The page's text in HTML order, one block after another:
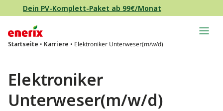
Direkt zum Inhalt wechseln
Dein PV-Komplett-Paket ab 99€/Monat
Hauptnavigation
Startseite • Karriere • Elektroniker Unterweser(m/w/d)
Elektroniker
Unterweser(m/w/d)